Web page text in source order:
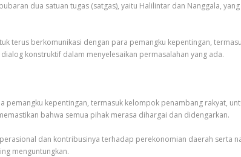
dua satuan tugas (satgas), yaitu Halilintar dan Nanggala,
terus berkomunikasi dengan para pemangku kepentingan,
konstruktif dalam menyelesaikan permasalahan yang ada.
kepentingan, termasuk kelompok penambang rakyat,
bahwa semua pihak merasa dihargai dan didengarkan.
dan kontribusinya terhadap perekonomian daerah serta
menguntungkan.